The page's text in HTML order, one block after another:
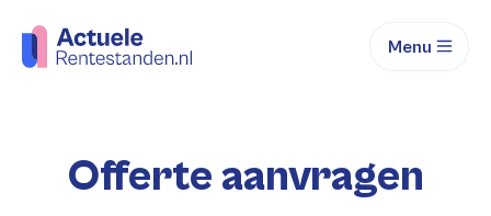
Menu
Offerte aanvragen